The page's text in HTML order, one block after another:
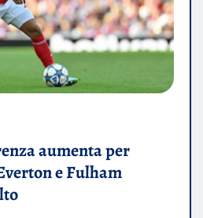
aumenta per
e Fulham